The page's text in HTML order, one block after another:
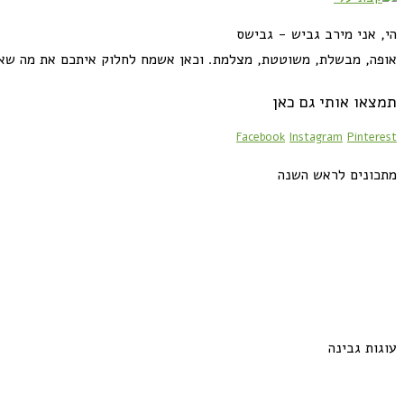
הי, אני מירב גביש - גבישס
אופה, מבשלת, משוטטת, מצלמת. וכאן אשמח לחלוק איתכם את מה
תמצאו אותי גם כאן
Facebook Instagram Pinterest
מתכונים לראש השנה
עוגות גבינה